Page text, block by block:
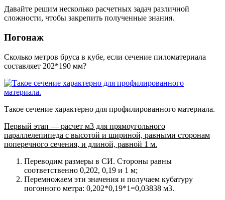
Давайте решим несколько расчетных задач различной
сложности, чтобы закрепить полученные знания.
Погонаж
Сколько метров бруса в кубе, если сечение пиломатериала
составляет 202*190 мм?
Такое сечение характерно для профилированного материала.
Первый этап — расчет м3 для прямоугольного
параллелепипеда с высотой и шириной, равными сторонам
поперечного сечения, и длиной, равной 1 м.
Переводим размеры в СИ. Стороны равны
соответственно 0,202, 0,19 и 1 м;
Перемножаем эти значения и получаем кубатуру
погонного метра: 0,202*0,19*1=0,03838 м3.